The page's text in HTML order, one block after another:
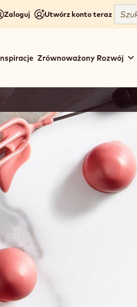
Zaloguj Utwórz konto teraz
Szukaj
Zrównoważony Rozwój